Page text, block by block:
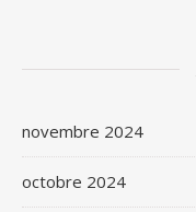
novembre 2024
octobre 2024